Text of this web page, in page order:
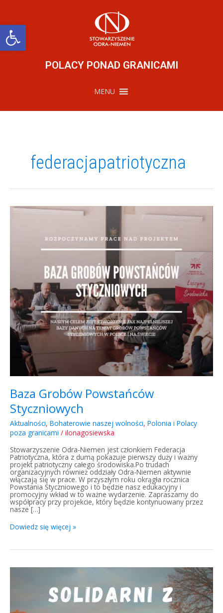
Otwórz pasek narzędzi
POLACY PONAD GRANICAMI
MENU
federacjapatriotyczna
Baza Grobów Powstańców
Styczniowych
Aktualności, Bohaterowie naszej wolności, Polonia i Polacy
poza granicami / ilonagosiewska
Stowarzyszenie Odra-Niemen jest członkiem Federacja
Patriotyczna, która z dumą pokazuje pierwszy duży i ważny
projekt patriotyczny całego środowiska.Po trudach
organizacyjnych również oddziały Odra-Niemen aktywnie
włączają się w prace. W przyszłym roku okrągła rocznica
Powstania Styczniowego i to będzie nasz edukacyjny i
promocyjny wkład w to ważne wydarzenie. Zapraszamy do
współpracy przy projekcie, który będzie kontynuowany przez
nasze […]
Baza
Dowiedz się więcej »
Solidarni